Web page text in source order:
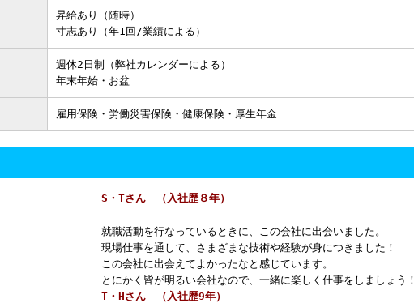
昇給あり（随時）
寸志あり（年1回/業績による）
週休2日制（弊社カレンダーによる）
年末年始・お盆
雇用保険・労働災害保険・健康保険・厚生年金
S・Tさん （入社歴８年）
就職活動を行なっているときに、この会社に出会いました。
現場仕事を通して、さまざまな技術や経験が身につきました！
この会社に出会えてよかったなと感じています。
とにかく皆が明るい会社なので、一緒に楽しく仕事をしましょう！
T・Hさん （入社歴9年）